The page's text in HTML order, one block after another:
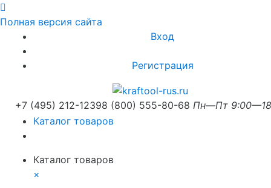
Полная версия сайта
Вход
Регистрация
+7 (495) 212-12398 (800) 555-80-68 Пн—Пт
Каталог товаров
Каталог товаров
×